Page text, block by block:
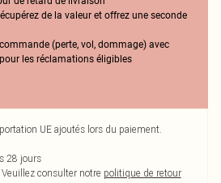
de la valeur et offrez une seconde
(perte, vol, dommage) avec
les réclamations éligibles
UE ajoutés lors du paiement.
28 jours
Veuillez consulter notre politique de retour